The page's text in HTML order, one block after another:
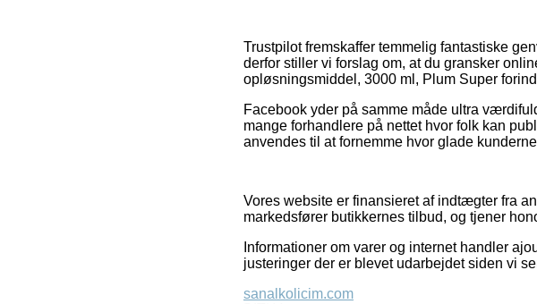
Trustpilot fremskaffer temmelig fantastiske
derfor stiller vi forslag om, at du gransker
opløsningsmiddel, 3000 ml, Plum Super
Facebook yder på samme måde ultra
mange forhandlere på nettet hvor folk kan
anvendes til at fornemme hvor glade
Vores website er finansieret af indtægter fra
markedsfører butikkernes tilbud, og tjener
Informationer om varer og internet handler
justeringer der er blevet udarbejdet siden vi
sanalkolicim.com